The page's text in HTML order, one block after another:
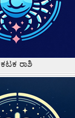
ಕಟಕ ರಾಶಿ